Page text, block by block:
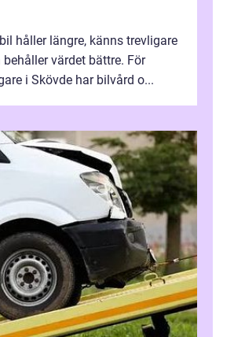
håller längre, känns trevligare
värdet bättre. För
i Skövde har bilvård o...